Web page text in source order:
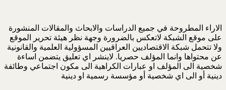
الاراء المطروحة في جميع الدراسات والابحاث والمقالات المنشورة
على موقع الشبكة لاتعكس بالضرورة وجهة نظر هيئة تحرير الموقع
ولا تتحمل شبكة الاقتصاديين العراقيين المسؤولية العلمية والقانونية
عن محتواها وانما المؤلف حصريا. لاينشر اي تعليق يتضمن اساءة
شخصية الى المؤلف او عبارات الكراهية الى مكون اجتماعي وطائفة
دينية أو الى اي شخصية أو مؤسسة رسمية او دينية